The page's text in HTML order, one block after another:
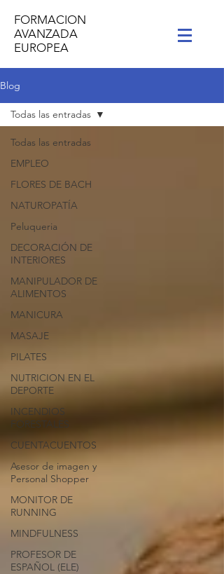
FORMACION
AVANZADA
EUROPEA
Blog
Todas las entradas
EMPLEO
FLORES DE BACH
NATUROPATÍA
Peluqueria
DECORACIÓN DE
INTERIORES
MANIPULADOR DE
ALIMENTOS
MANICURA
MASAJE
PILATES
NUTRICION EN EL
DEPORTE
INCENDIOS
FORESTALES
CUENTACUENTOS
Asesor de imagen y
Personal Shopper
MONITOR DE
RUNNING
MINDFULNESS
PROFESOR DE
ESPAÑOL (ELE)
Todas las entradas